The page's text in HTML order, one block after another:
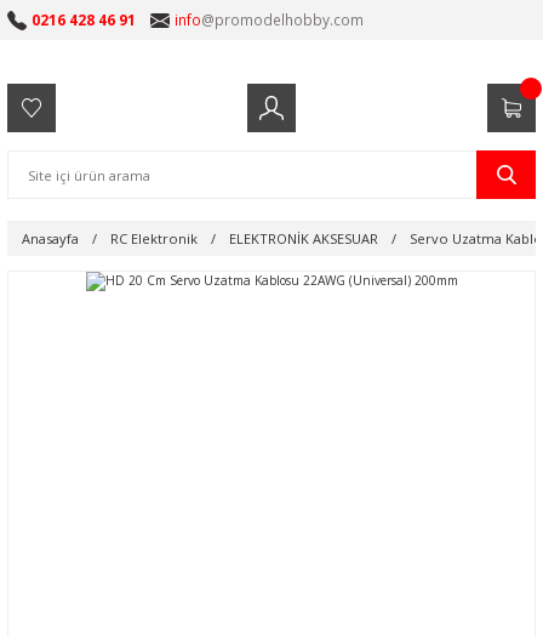
0216 428 46 91 info@promodelhobby.com
Anasayfa RC Elektronik ELEKTRONİK AKSESUAR Servo Uzatma